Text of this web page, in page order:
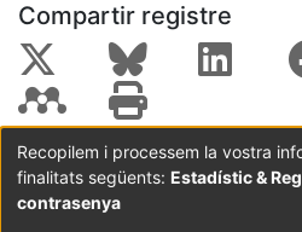
Compartir registre
Coordinació:CRAI UB Avís legal
Metadades
subjectes a:
Recopilem i processem la vostra
finalitats següents: Estadístic &
contrasenya